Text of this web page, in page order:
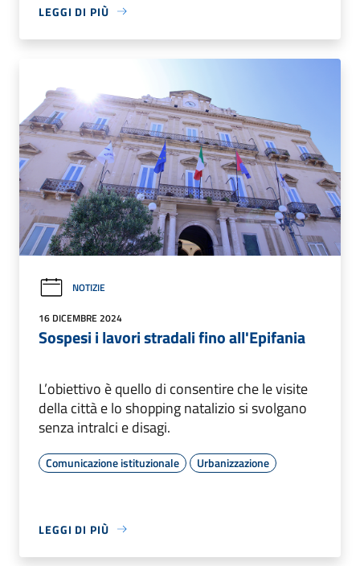
LEGGI DI PIÙ
NOTIZIE
16 DICEMBRE 2024
Sospesi i lavori stradali fino all'Epifania
L’obiettivo è quello di consentire che le visite
della città e lo shopping natalizio si svolgano
senza intralci e disagi.
Comunicazione istituzionale Urbanizzazione
LEGGI DI PIÙ